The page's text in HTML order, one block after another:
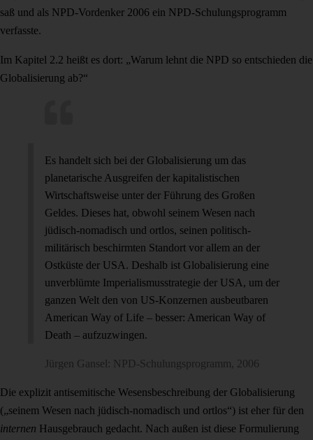
saß und als NPD-Vordenker 2006 ein NPD-Schulungsprogramm
verfasste.
Im Kapitel 2.2 heißt es dort: „Warum lehnt die NPD so entschieden die
Globalisierung ab?“
Es handelt sich bei der Globalisierung um das
planetarische Ausgreifen der kapitalistischen
Wirtschaftsweise unter der Führung des Großen
Geldes. Dieses hat, obwohl seinem Wesen nach
jüdisch-nomadisch und ortlos, seinen politisch-
militärisch beschirmten Standort vor allem an der
Ostküste der USA. Deshalb ist Globalisierung eine
unverblümte Imperialismusstrategie der USA, um der
ganzen Welt den von US-Konzernen ausbeutbaren
American Way of Life – besser: American Way of
Death – aufzuzwingen.
Jürgen Gansel: NPD-Schulungsprogramm, 2006
Die explizit antisemitische Wesensbeschreibung der Globalisierung
(„seinem Wesen nach jüdisch-nomadisch und ortlos“) ist eher für den
internen Hausgebrauch gedacht. Nach außen ist diese Formulierung